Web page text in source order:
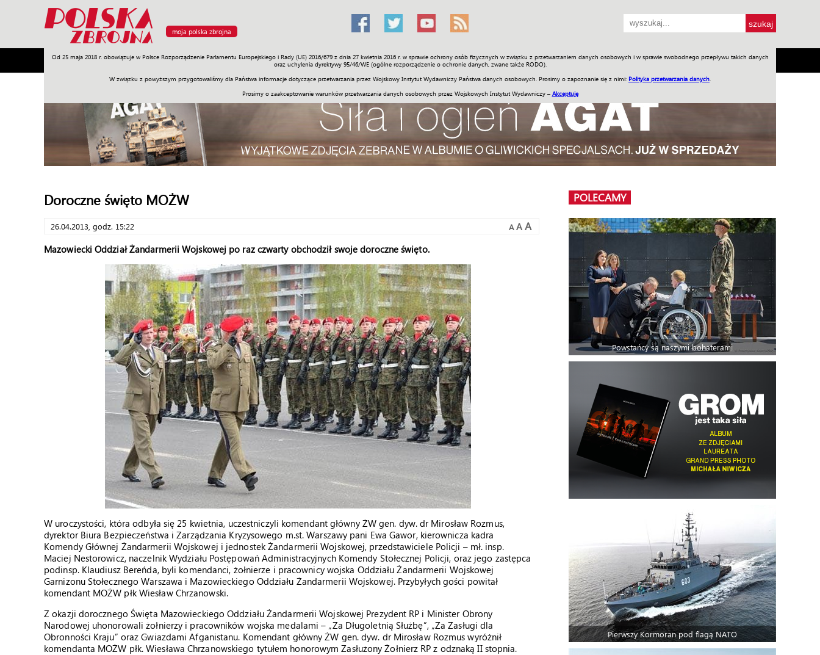
moja polska zbrojna
Od 25 maja 2018 r. obowiązuje w Polsce Rozporządzenie Parlamentu Europejskiego i Rady (UE) 2016/679 z dnia 27 kwietnia 2016 r. w sprawie ochrony osób fizycznych w związku z przetwarzaniem danych osobowych i w sprawie swobodnego przepływu takich danych
oraz uchylenia dyrektywy 95/46/WE (ogólne rozporządzenie o ochronie danych, zwane także RODO).
W związku z powyższym przygotowaliśmy dla Państwa informacje dotyczące przetwarzania przez Wojskowy Instytut Wydawniczy Państwa danych osobowych. Prosimy o zapoznanie się z nimi: Polityka przetwarzania danych
Prosimy o zaakceptowanie warunków przetwarzania danych osobowych przez Wojskowych Instytut Wydawniczy – Akceptuję
Armia Poligon Sprzęt Misje Polityka Prawo Świat Społeczność Sport Historia Galerie Wideo ENGLISH SKLEP Jednodniówki Praca w WIW
Doroczne święto MOŻW
26.04.2013, godz. 15:22 A A A
Mazowiecki Oddział Żandarmerii Wojskowej po raz czwarty obchodził swoje doroczne święto.
W uroczystości, która odbyła się 25 kwietnia, uczestniczyli komendant główny ŻW gen. dyw. dr Mirosław Rozmus,
dyrektor Biura Bezpieczeństwa i Zarządzania Kryzysowego m.st. Warszawy pani Ewa Gawor, kierownicza kadra
Komendy Głównej Żandarmerii Wojskowej i jednostek Żandarmerii Wojskowej, przedstawiciele Policji – mł. insp.
Maciej Nestorowicz, naczelnik Wydziału Postępowań Administracyjnych Komendy Stołecznej Policji, oraz jego zastępca
podinsp. Klaudiusz Bereńda, byli komendanci, żołnierze i pracownicy wojska Oddziału Żandarmerii Wojskowej
Garnizonu Stołecznego Warszawa i Mazowieckiego Oddziału Żandarmerii Wojskowej. Przybyłych gości powitał
komendant MOŻW płk Wiesław Chrzanowski.
Z okazji dorocznego Święta Mazowieckiego Oddziału Żandarmerii Wojskowej Prezydent RP i Minister Obrony
Narodowej uhonorowali żołnierzy i pracowników wojska medalami – „Za Długoletnią Służbę”, „Za Zasługi dla
Obronności Kraju” oraz Gwiazdami Afganistanu. Komendant główny ŻW gen. dyw. dr Mirosław Rozmus wyróżnił
komendanta MOŻW płk. Wiesława Chrzanowskiego tytułem honorowym Zasłużony Żołnierz RP z odznaką II stopnia.
POLECAMY
Powstańcy są naszymi bohaterami
Pierwszy Kormoran pod flagą NATO